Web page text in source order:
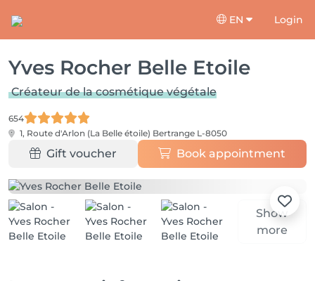
EN Login
Yves Rocher Belle Etoile
Créateur de la cosmétique végétale
654
1, Route d'Arlon (La Belle étoile) Bertrange L-8050
Gift voucher Book appointment
Show
more